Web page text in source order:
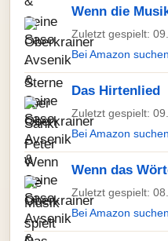
Wenn die
Zuletzt gespielt:
Bei Amazon
Das Hirtenlied
Zuletzt gespielt:
Bei Amazon
Wenn das
Zuletzt gespielt:
Bei Amazon